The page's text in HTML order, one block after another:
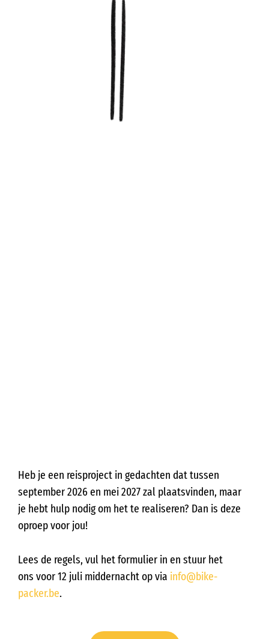
Heb je een reisproject in gedachten dat tussen
september 2026 en mei 2027 zal plaatsvinden, maar
je hebt hulp nodig om het te realiseren? Dan is deze
oproep voor jou!
Lees de regels, vul het formulier in en stuur het
ons voor 12 juli middernachtop via info@bike-
packer.be.